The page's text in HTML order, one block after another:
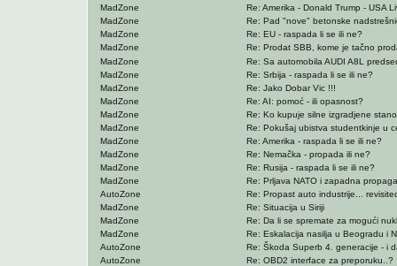
MadZone
Re: Amerika - Donald Trump - USA
MadZone
Re: Pad "nove" betonske
MadZone
Re: EU - raspada li se ili ne?
MadZone
Re: Prodat SBB, kome je tačno
MadZone
Re: Sa automobila AUDI A8L
MadZone
Re: Srbija - raspada li se ili ne?
MadZone
Re: Jako Dobar Vic !!!
MadZone
Re: AI: pomoć - ili opasnost?
MadZone
Re: Ko kupuje silne izgradjene
MadZone
Re: Pokušaj ubistva studentkinje u
MadZone
Re: Amerika - raspada li se ili ne?
MadZone
Re: Nemačka - propada ili ne?
MadZone
Re: Rusija - raspada li se ili ne?
MadZone
Re: Prljava NATO i zapadna
AutoZone
Re: Propast auto industrije...
MadZone
Re: Situacija u Siriji
MadZone
Re: Da li se spremate za mogući
MadZone
Re: Eskalacija nasilja u Beogradu i
AutoZone
Re: Škoda Superb 4. generacije - i
AutoZone
Re: OBD2 interface za preporuku..?